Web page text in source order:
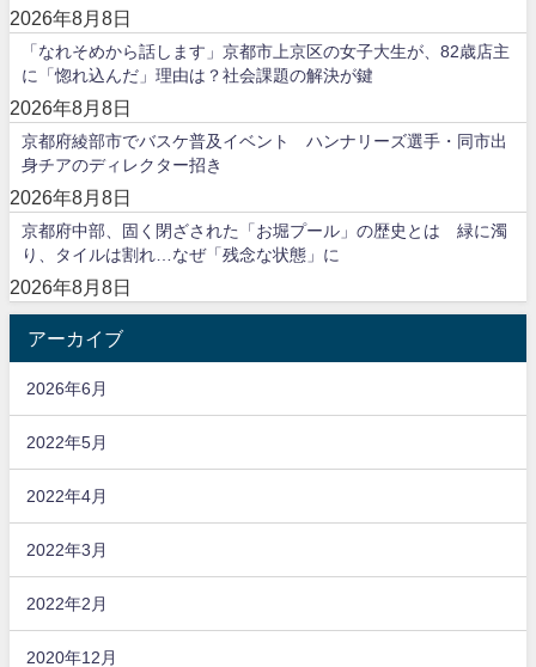
2026年8月8日
「なれそめから話します」京都市上京区の女子大生が、82歳店主
に「惚れ込んだ」理由は？社会課題の解決が鍵
2026年8月8日
京都府綾部市でバスケ普及イベント ハンナリーズ選手・同市出
身チアのディレクター招き
2026年8月8日
京都府中部、固く閉ざされた「お堀プール」の歴史とは 緑に濁
り、タイルは割れ…なぜ「残念な状態」に
2026年8月8日
アーカイブ
2026年6月
2022年5月
2022年4月
2022年3月
2022年2月
2020年12月